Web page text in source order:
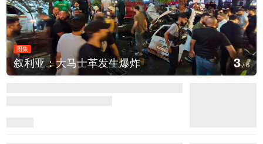
图集
叙利亚：大马士革发生爆炸 3/6